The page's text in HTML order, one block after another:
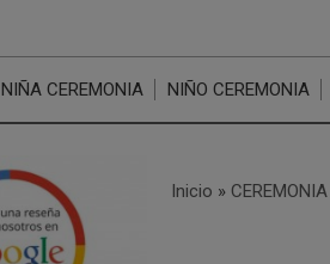
NIÑA CEREMONIA NIÑO CEREMONIA
Inicio »